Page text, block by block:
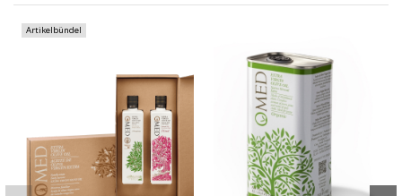
Artikelbündel